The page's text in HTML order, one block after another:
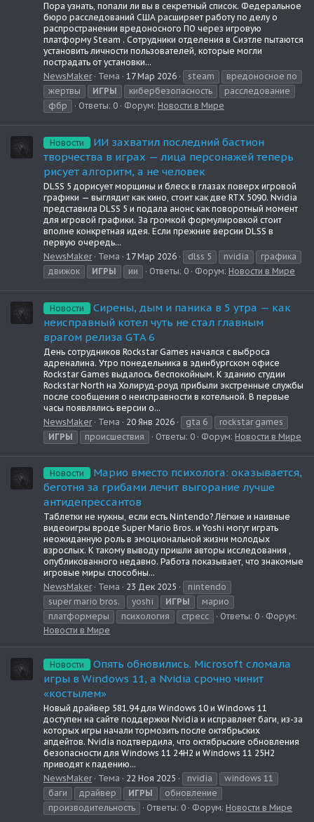
Пора узнать, попали ли вы в секретный список. Федеральное
бюро расследований США расширяет работу по делу о
распространении вредоносного ПО через игровую
платформу Steam . Сотрудники отделения в Сиэтле пытаются
установить личности пользователей, которые могли
пострадать от установки...
NewsMaker
Тема 17 Мар 2026 steam
вредоносное по
жертвы
ИГРЫ кибербезопасность
расследование
фбр
Ответы: 0 Форум: Новости в Мире
Новости
ИИ захватил последний бастион
творчества в играх — лица персонажей теперь
рисует алгоритм, а не человек
DLSS 5 дорисует морщины и блеск в глазах поверх игровой
графики — выглядит как кино, стоит как две RTX 5090. Nvidia
представила DLSS 5 и подала анонс как поворотный момент
для игровой графики. За громкой формулировкой стоит
вполне конкретная идея. Если прежние версии DLSS в
первую очередь...
NewsMaker
Тема 17 Мар 2026 dlss 5 nvidia
графика
движок
ИГРЫ ии Ответы: 0 Форум: Новости в Мире
Новости
Сирены, дым и паника в 5 утра — как
неисправный котел чуть не стал главным
врагом релиза GTA 6
День сотрудников Rockstar Games начался с выброса
адреналина. Утро понедельника в эдинбургском офисе
Rockstar Games выдалось беспокойным. К зданию студии
Rockstar North на Холируд-роуд прибыли экстренные службы
после сообщения о неисправности в котельной. В первые
часы появлялись версии о...
NewsMaker
Тема 20 Янв 2026 gta 6
rockstar games
ИГРЫ
происшествия Ответы: 0 Форум: Новости в Мире
Новости
Марио вместо психолога: оказывается,
беготня за грибами лечит выгорание лучше
антидепрессантов
Таблетки не нужны, если есть Nintendo? Лёгкие и наивные
видеоигры вроде Super Mario Bros. и Yoshi могут играть
неожиданную роль в эмоциональной жизни молодых
взрослых. К такому выводу пришли авторы исследования ,
опубликованного недавно. Работа показывает, что знакомые
игровые миры способны...
NewsMaker
Тема 23 Дек 2025
nintendo
super mario bros.
yoshi ИГРЫ
марио
платформеры
психология стресс Ответы: 0
Форум:
Новости в Мире
Новости
Опять обновились. Microsoft сломала
игры в Windows 11, а Nvidia срочно чинит
«костылем»
Новый драйвер 581.94 для Windows 10 и Windows 11
доступен на сайте поддержки Nvidia и исправляет баги, из-за
которых игры начали тормозить после октябрьских
апдейтов. Nvidia подтвердила, что октябрьские обновления
безопасности для Windows 11 24H2 и Windows 11 25H2
приводят к падению...
NewsMaker
Тема 22 Ноя 2025 nvidia
windows 11
баги
драйвер ИГРЫ
обновление
производительность
Ответы: 0 Форум: Новости в Мире